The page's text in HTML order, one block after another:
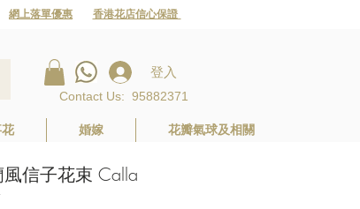
網上落單優惠 香港花店信心保證
登入
Contact Us: 95882371
婚嫁 花瓣氣球及相關
風信子花束 Calla